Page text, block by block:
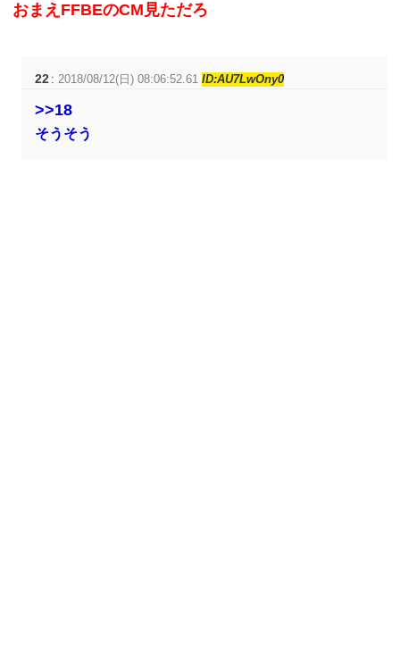
おまえFFBEのCM見ただろ
22 :2018/08/12(日) 08:06:52.61ID:AU7LwOny0
>>18
そうそう